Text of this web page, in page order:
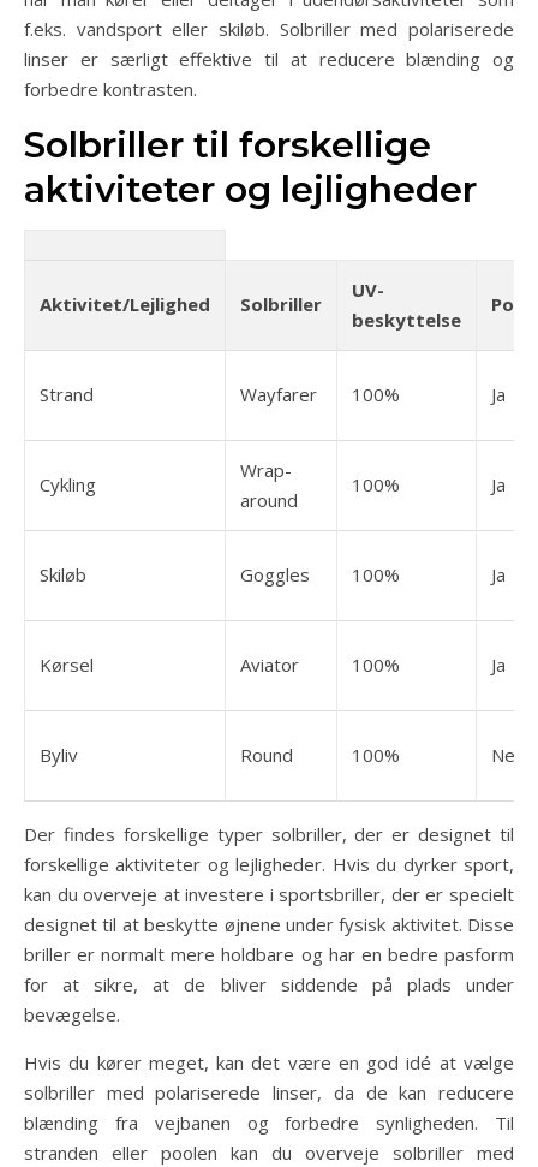
f.eks. vandsport eller skiløb. Solbriller med polariserede
linser er særligt effektive til at reducere blænding og
forbedre kontrasten.
Solbriller til forskellige
aktiviteter og lejligheder
Aktivitet/Lejlighed Solbriller
UV-
beskyttelse
Strand Wayfarer 100% Ja
Cykling
Wrap-
around
100% Ja
Skiløb Goggles 100% Ja
Kørsel Aviator 100% Ja
Byliv Round 100% Nej
Der findes forskellige typer solbriller, der er designet til
forskellige aktiviteter og lejligheder. Hvis du dyrker sport,
kan du overveje at investere i sportsbriller, der er specielt
designet til at beskytte øjnene under fysisk aktivitet. Disse
briller er normalt mere holdbare og har en bedre pasform
for at sikre, at de bliver siddende på plads under
bevægelse.
Hvis du kører meget, kan det være en god idé at vælge
solbriller med polariserede linser, da de kan reducere
blænding fra vejbanen og forbedre synligheden. Til
stranden eller poolen kan du overveje solbriller med